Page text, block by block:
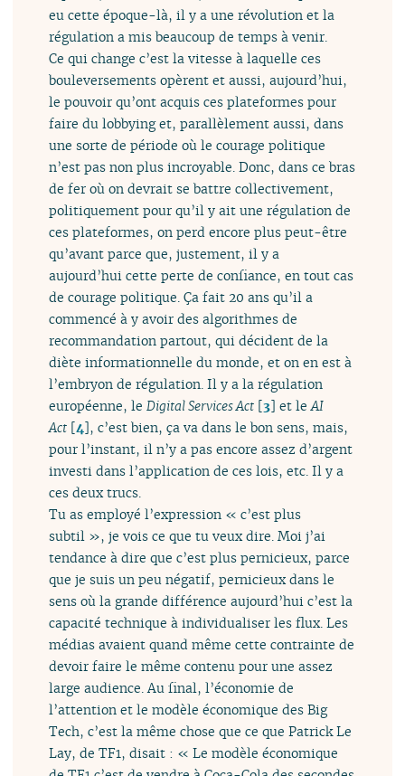
eu cette époque-là, il y a une révolution et la
régulation a mis beaucoup de temps à venir.
Ce qui change c’est la vitesse à laquelle ces
bouleversements opèrent et aussi, aujourd’hui,
le pouvoir qu’ont acquis ces plateformes pour
faire du lobbying et, parallèlement aussi, dans
une sorte de période où le courage politique
n’est pas non plus incroyable. Donc, dans ce bras
de fer où on devrait se battre collectivement,
politiquement pour qu’il y ait une régulation de
ces plateformes, on perd encore plus peut-être
qu’avant parce que, justement, il y a
aujourd’hui cette perte de confiance, en tout cas
de courage politique. Ça fait 20 ans qu’il a
commencé à y avoir des algorithmes de
recommandation partout, qui décident de la
diète informationnelle du monde, et on en est à
l’embryon de régulation. Il y a la régulation
européenne, leDigital Services Act [3] et leAI
Act [4], c’est bien, ça va dans le bon sens, mais,
pour l’instant, il n’y a pas encore assez d’argent
investi dans l’application de ces lois, etc. Il y a
ces deux trucs.
Tu as employé l’expression « c’est plus
subtil », je vois ce que tu veux dire. Moi j’ai
tendance à dire que c’est plus pernicieux, parce
que je suis un peu négatif, pernicieux dans le
sens où la grande différence aujourd’hui c’est la
capacité technique à individualiser les flux. Les
médias avaient quand même cette contrainte de
devoir faire le même contenu pour une assez
large audience. Au final, l’économie de
l’attention et le modèle économique des Big
Tech, c’est la même chose que ce que Patrick Le
Lay, de TF1, disait : « Le modèle économique